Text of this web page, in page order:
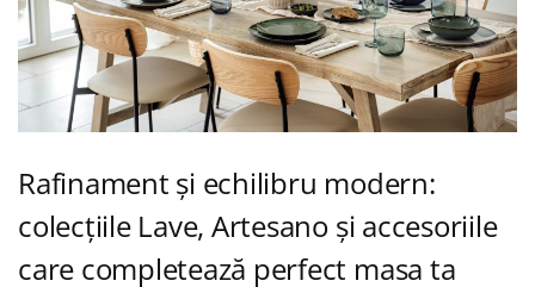
Rafinament și echilibru modern:
colecțiile Lave, Artesano și accesoriile
care completează perfect masa ta